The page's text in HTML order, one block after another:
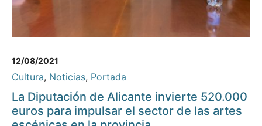
12/08/2021
Cultura, Noticias, Portada
La Diputación de Alicante invierte 520.000
euros para impulsar el sector de las artes